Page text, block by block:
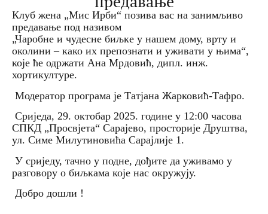
Клуб жена „Мис Ирби“ позива вас на занимљиво
предавање под називом
„Чаробне и чудесне биљке у нашем дому, врту и
околини – како их препознати и уживати у њима“,
које ће одржати Ана Мрдовић, дипл. инж.
хортикултуре.
Модератор програма је Татјана Жарковић-Тафро.
Сриједа, 29. октобар 2025. године у 12:00 часова
СПКД „Просвјета“ Сарајево, просторије Друштва,
ул. Симе Милутиновића Сарајлије 1.
У сриједу, тачно у подне, дођите да уживамо у
разговору о биљкама које нас окружују.
Добро дошли !